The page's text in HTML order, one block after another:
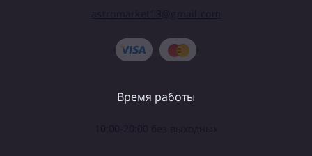
Время работы